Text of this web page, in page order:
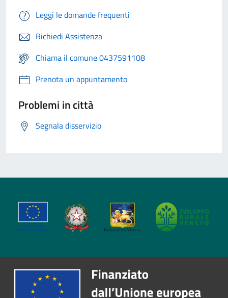
Leggi le domande frequenti
Richiedi Assistenza
Chiama il comune 0437591108
Prenota un appuntamento
Problemi in città
Segnala disservizio